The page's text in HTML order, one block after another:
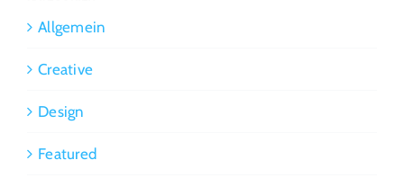
Allgemein
Creative
Design
Featured